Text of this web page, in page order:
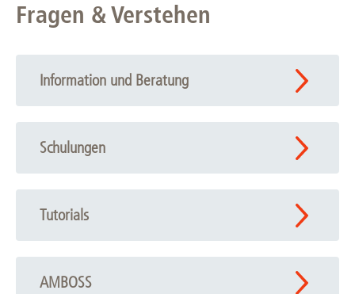
Fragen & Verstehen
Information und Beratung
Schulungen
Tutorials
AMBOSS